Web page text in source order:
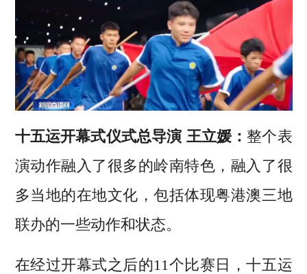
十五运开幕式仪式总导演 王立媛： 整个表
演动作融入了很多的岭南特色，融入了很
多当地的在地文化，包括体现粤港澳三地
联办的一些动作和状态。
在经过开幕式之后的11个比赛日，十五运